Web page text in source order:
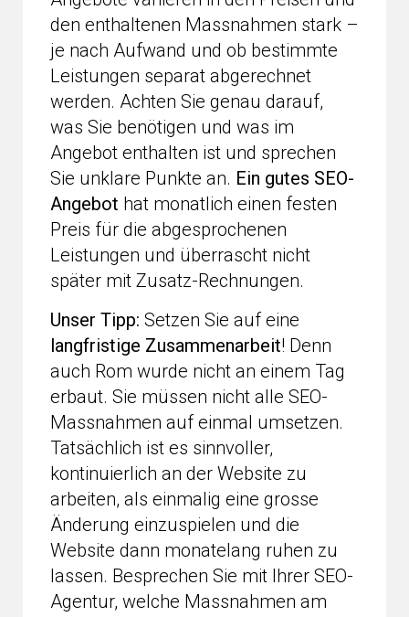
den enthaltenen Massnahmen stark –
je nach Aufwand und ob bestimmte
Leistungen separat abgerechnet
werden. Achten Sie genau darauf,
was Sie benötigen und was im
Angebot enthalten ist und sprechen
Sie unklare Punkte an. Ein gutes SEO-
Angebot hat monatlich einen festen
Preis für die abgesprochenen
Leistungen und überrascht nicht
später mit Zusatz-Rechnungen.
Unser Tipp: Setzen Sie auf eine
langfristige Zusammenarbeit! Denn
auch Rom wurde nicht an einem Tag
erbaut. Sie müssen nicht alle SEO-
Massnahmen auf einmal umsetzen.
Tatsächlich ist es sinnvoller,
kontinuierlich an der Website zu
arbeiten, als einmalig eine grosse
Änderung einzuspielen und die
Website dann monatelang ruhen zu
lassen. Besprechen Sie mit Ihrer SEO-
Agentur, welche Massnahmen am